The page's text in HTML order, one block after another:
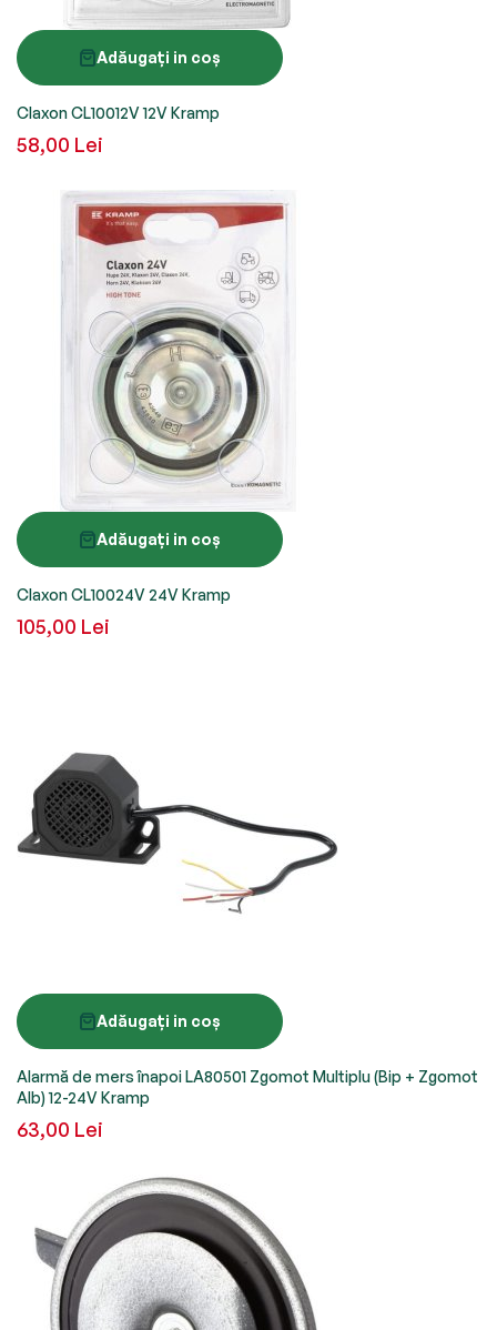
Adăugați in coș
Claxon CL10012V 12V Kramp
58,00 Lei
Adăugați in coș
Claxon CL10024V 24V Kramp
105,00 Lei
Adăugați in coș
Alarmă de mers înapoi LA80501 Zgomot Multiplu (Bip + Zgomot
Alb) 12-24V Kramp
63,00 Lei